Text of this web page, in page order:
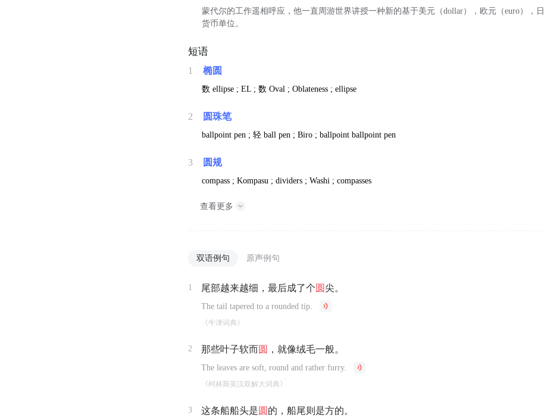
蒙代尔的工作遥相呼应，他一直周游世界讲授一种新的基于美元（dollar），欧元（euro），日
货币单位。
短语
1 椭圆
数ellipse ; EL ;数Oval ; Oblateness ; ellipse
2 圆珠笔
ballpoint pen ;轻ball pen ; Biro ; ballpoint ballpoint pen
3 圆规
compass ; Kompasu ; dividers ; Washi ; compasses
查看更多
双语例句 原声例句
1 尾部越来越细，最后成了个圆 尖。
The tail tapered to a rounded tip.
《牛津词典》
2 那些叶子软而圆 ，就像绒毛一般。
The leaves are soft, round and rather furry.
《柯林斯英汉双解大词典》
3 这条船船头是圆 的，船尾则是方的。